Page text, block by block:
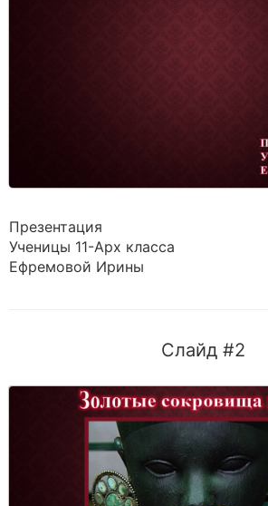
Презентация
Ученицы 11-Арх класса
Ефремовой Ирины
Слайд #2